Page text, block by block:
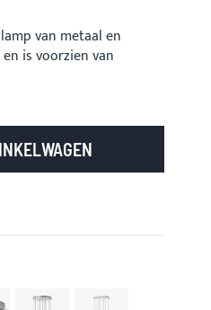
van metaal en
is voorzien van